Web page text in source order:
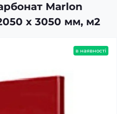
Marlon
х 3050 мм, м2
в наявності